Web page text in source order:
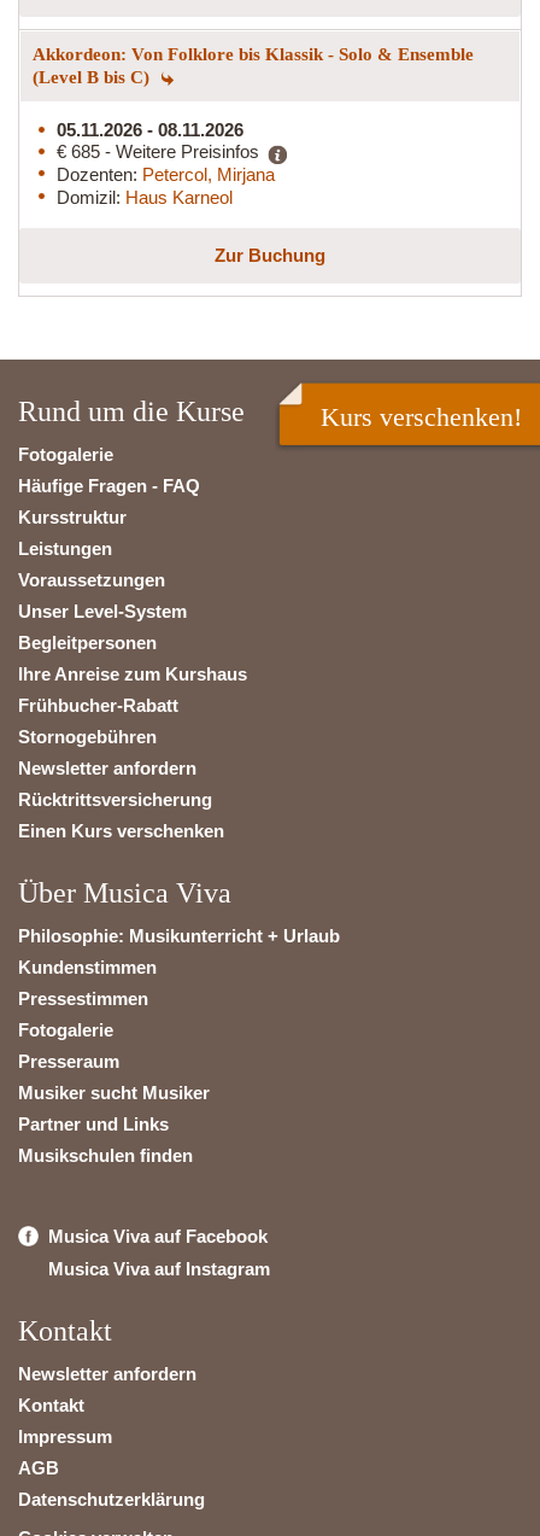
Akkordeon: Von Folklore bis Klassik - Solo & Ensemble
(Level B bis C)
05.11.2026 - 08.11.2026
€ 685 - Weitere Preisinfos
Dozenten: Petercol, Mirjana
Domizil: Haus Karneol
Zur Buchung
Rund um die Kurse
Fotogalerie
Häufige Fragen - FAQ
Kursstruktur
Leistungen
Voraussetzungen
Unser Level-System
Begleitpersonen
Ihre Anreise zum Kurshaus
Frühbucher-Rabatt
Stornogebühren
Newsletter anfordern
Rücktrittsversicherung
Einen Kurs verschenken
Über Musica Viva
Philosophie: Musikunterricht + Urlaub
Kundenstimmen
Pressestimmen
Fotogalerie
Presseraum
Musiker sucht Musiker
Partner und Links
Musikschulen finden
Musica Viva auf Facebook
Musica Viva auf Instagram
Kontakt
Newsletter anfordern
Kontakt
Impressum
AGB
Datenschutzerklärung
Kurs verschenken!